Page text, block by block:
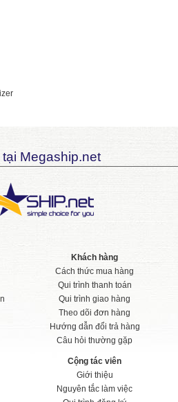
Megaship.net
Khách hàng
Cách thức mua hàng
Qui trình thanh toán
Qui trình giao hàng
Theo dõi đơn hàng
Hướng dẫn đổi trả hàng
Câu hỏi thường gặp
Cộng tác viên
Giới thiệu
Nguyên tắc làm việc